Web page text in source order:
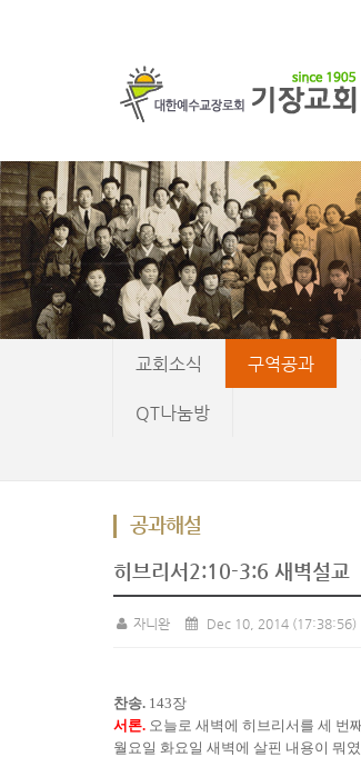
교회소식 구역공과
QT나눔방
공과해설
히브리서2:10-3:6 새벽설교
자니완 Dec 10, 2014 (17:38:56)
찬송. 143장
서론. 오늘로 새벽에 히브리서를 세 번
월요일 화요일 새벽에 살핀 내용이 뭐